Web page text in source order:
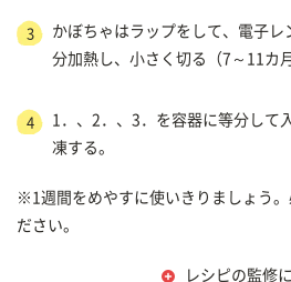
3
かぼちゃはラップをして、電子レ
分加熱し、小さく切る（7～11カ
4
1．、2．、3．を容器に等分して
凍する。
※1週間をめやすに使いきりましょう。
ださい。
レシピの監修